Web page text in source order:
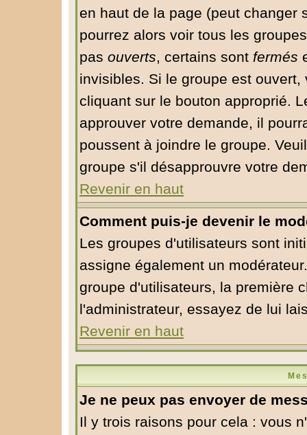
en haut de la page (peut changer
pourrez alors voir tous les
pas ouverts, certains sont fermés
invisibles. Si le groupe est
cliquant sur le bouton approprié.
approuver votre demande, il
poussent à joindre le groupe.
groupe s'il désapprouvre votre
Revenir en haut
Comment puis-je devenir le
Les groupes d'utilisateurs sont
assigne également un
groupe d'utilisateurs, la première
l'administrateur, essayez de lui
Revenir en haut
Je ne peux pas envoyer de
Il y trois raisons pour cela : vous